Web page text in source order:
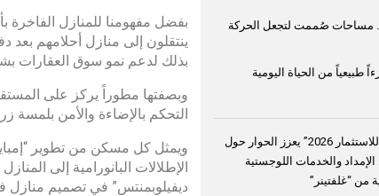
بفضل مفهومنا للمنازل الفاخرة
ينتقلون إلى منازل أحلامهم
بذلك لدعم نمو سوق العقارات
وبصفتها مطوراً يركز على
التحكم بالإضاءة والأمن بلمسة
ويمثل كل مسكن من تطوير
الإطلالات البانورامية إلى
ديفيلوبمنتس” في تصميم منازل
مساحات صُممت لتجعل الحركة
طبيعياً من الحياة اليومية
“منتدى الشارقة للاستثمار 2026” يعزز الحوار حول
والخدمات اللوجستية
من “غلفتينر”